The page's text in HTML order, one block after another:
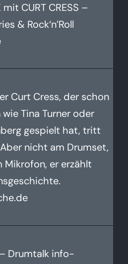
mit CURT CRESS –
& Rock‘n’Roll
Curt Cress, der schon
Tina Turner oder
gespielt hat, tritt
nicht am Drumset,
Mikrofon, er erzählt
Drumtalk info-